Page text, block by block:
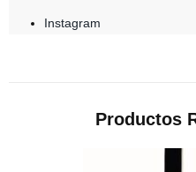
Instagram
Productos